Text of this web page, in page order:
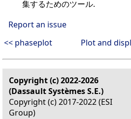
集するためのツール.
Report an issue
<< phaseplot
Plot and
Copyright (c) 2022-2026
(Dassault Systèmes S.E.)
Copyright (c) 2017-2022 (ESI
Group)